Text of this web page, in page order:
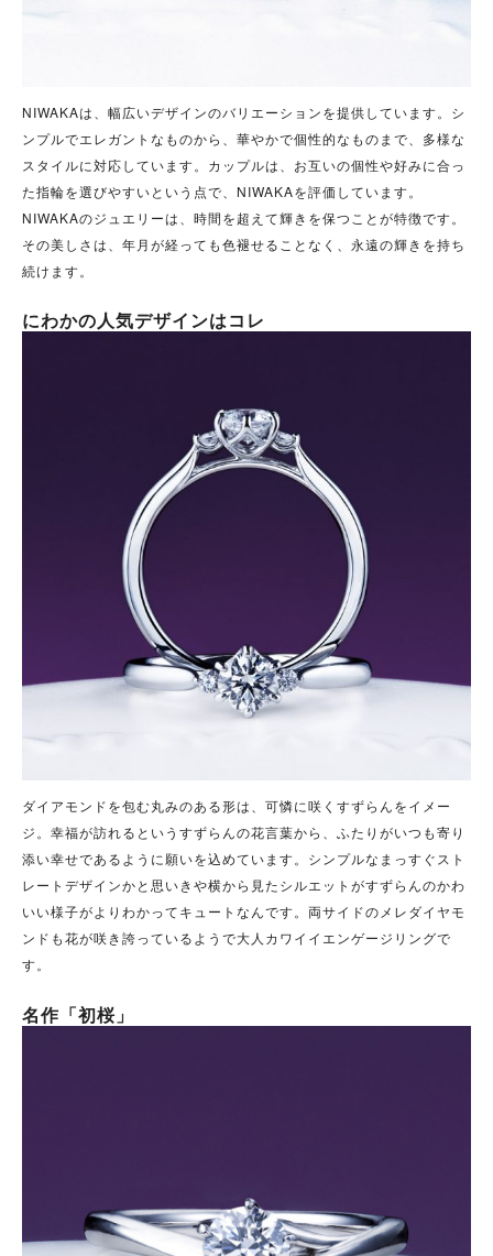
NIWAKAは、幅広いデザインのバリエーションを提供しています。シ
ンプルでエレガントなものから、華やかで個性的なものまで、多様な
スタイルに対応しています。カップルは、お互いの個性や好みに合っ
た指輪を選びやすいという点で、NIWAKAを評価しています。
NIWAKAのジュエリーは、時間を超えて輝きを保つことが特徴です。
その美しさは、年月が経っても色褪せることなく、永遠の輝きを持ち
続けます。
にわかの人気デザインはコレ
ダイアモンドを包む丸みのある形は、可憐に咲くすずらんをイメー
ジ。幸福が訪れるというすずらんの花言葉から、ふたりがいつも寄り
添い幸せであるように願いを込めています。シンプルなまっすぐスト
レートデザインかと思いきや横から見たシルエットがすずらんのかわ
いい様子がよりわかってキュートなんです。両サイドのメレダイヤモ
ンドも花が咲き誇っているようで大人カワイイエンゲージリングで
す。
名作「初桜」